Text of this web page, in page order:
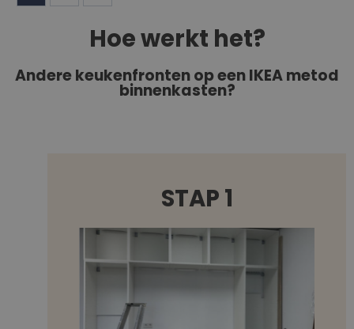
Hoe werkt het?
Andere keukenfronten op een IKEA metod
binnenkasten?
STAP 1